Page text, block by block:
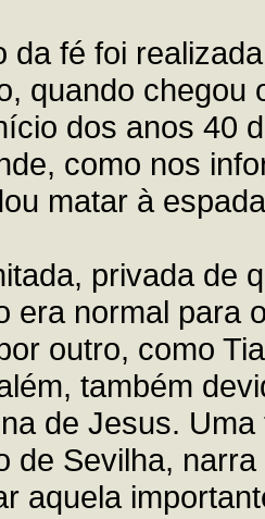
da fé foi
quando
dos anos 40
como nos
matar à
privada de
era normal para
outro, como
também
de Jesus.
de Sevilha,
aquela